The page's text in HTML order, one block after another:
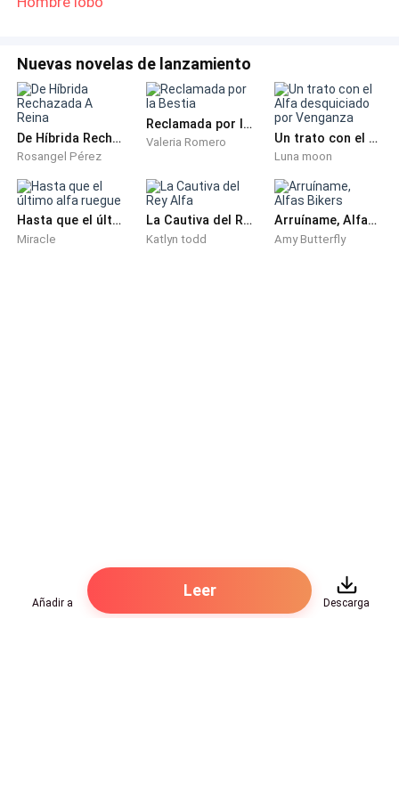
Nuevas novelas de lanzamiento
De Híbrida Rechazada A Reina
Rosangel Pérez
Reclamada por la Bestia
Valeria Romero Un trato con el Alfa desquiciado por Venganza
Luna moon
Hasta que el último alfa ruegue
Miracle
La Cautiva del Rey Alfa
Katlyn todd
Arruíname, Alfas Bikers
Amy Butterfly
Añadir a
Leer
Descarga